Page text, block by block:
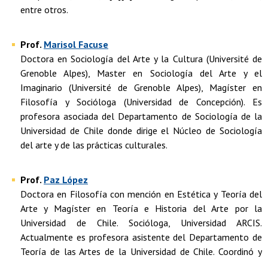
entre otros.
Prof. Marisol Facuse
Doctora en Sociología del Arte y la Cultura (Université de
Grenoble Alpes), Master en Sociología del Arte y el
Imaginario (Université de Grenoble Alpes), Magíster en
Filosofía y Socióloga (Universidad de Concepción). Es
profesora asociada del Departamento de Sociología de la
Universidad de Chile donde dirige el Núcleo de Sociología
del arte y de las prácticas culturales.
Prof. Paz López
Doctora en Filosofía con mención en Estética y Teoría del
Arte y Magíster en Teoría e Historia del Arte por la
Universidad de Chile. Socióloga, Universidad ARCIS.
Actualmente es profesora asistente del Departamento de
Teoría de las Artes de la Universidad de Chile. Coordinó y